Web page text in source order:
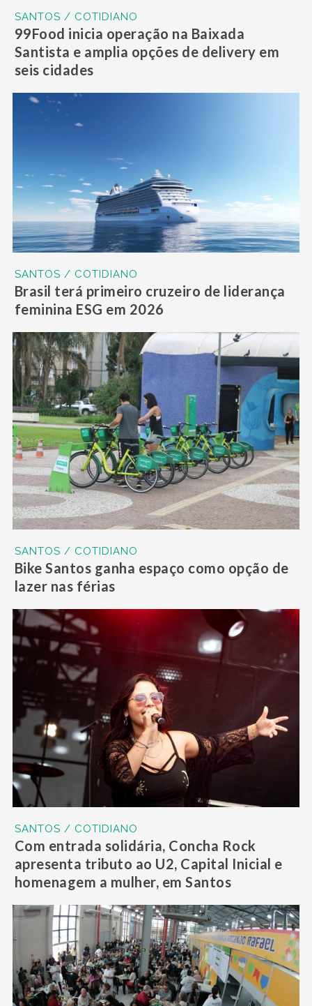
SANTOS / COTIDIANO
99Food inicia operação na Baixada
Santista e amplia opções de delivery em
seis cidades
SANTOS / COTIDIANO
Brasil terá primeiro cruzeiro de liderança
feminina ESG em 2026
SANTOS / COTIDIANO
Bike Santos ganha espaço como opção de
lazer nas férias
SANTOS / COTIDIANO
Com entrada solidária, Concha Rock
apresenta tributo ao U2, Capital Inicial e
homenagem a mulher, em Santos